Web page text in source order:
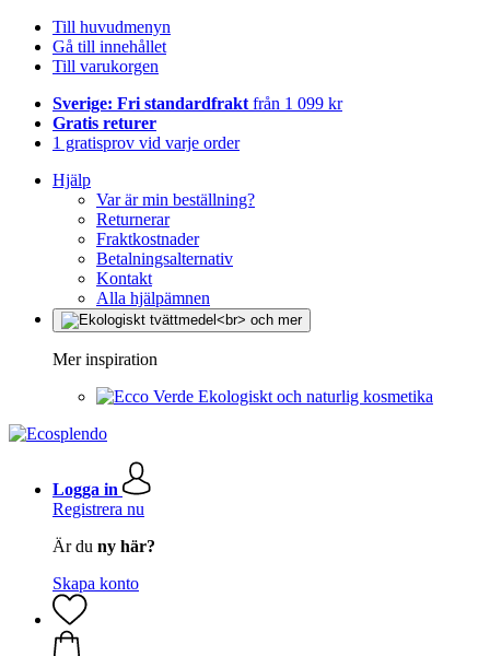
Till huvudmenyn
Gå till innehållet
Till varukorgen
Sverige: Fri standardfrakt från 1 099 kr
Gratis returer
1 gratisprov vid varje order
Hjälp
Var är min beställning?
Returnerar
Fraktkostnader
Betalningsalternativ
Kontakt
Alla hjälpämnen
Mer inspiration
Ekologiskt och naturlig kosmetika
Logga in
Registrera nu
Är du ny här?
Skapa konto